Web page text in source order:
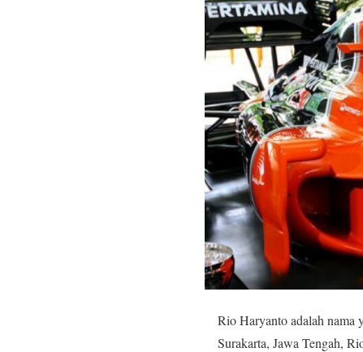
Rio Haryanto adalah nama
Surakarta, Jawa Tengah,